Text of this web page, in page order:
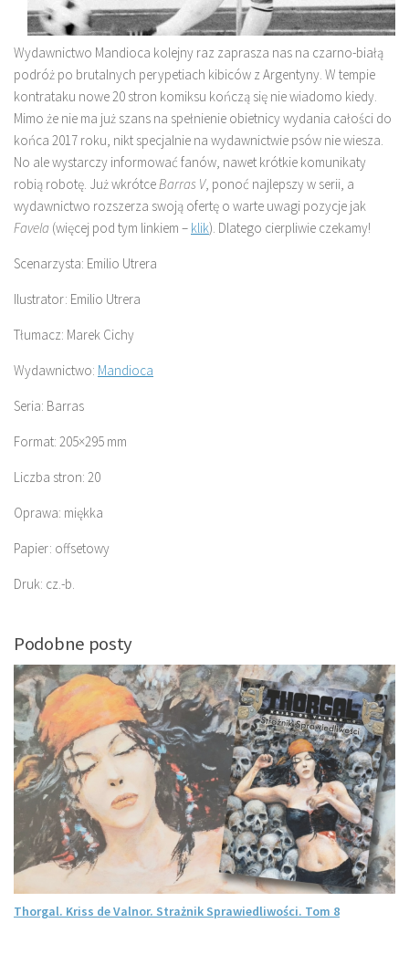
Wydawnictwo Mandioca kolejny raz zaprasza nas na czarno-białą
podróż po brutalnych perypetiach kibiców z Argentyny. W tempie
kontrataku nowe 20 stron komiksu kończą się nie wiadomo kiedy.
Mimo że nie ma już szans na spełnienie obietnicy wydania całości do
końca 2017 roku, nikt specjalnie na wydawnictwie psów nie wiesza.
No ale wystarczy informować fanów, nawet krótkie komunikaty
robią robotę. Już wkrótceBarras V, ponoć najlepszy w serii, a
wydawnictwo rozszerza swoją ofertę o warte uwagi pozycje jak
Favela (więcej pod tym linkiem – klik). Dlatego cierpliwie czekamy!
Scenarzysta: Emilio Utrera
Ilustrator: Emilio Utrera
Tłumacz: Marek Cichy
Wydawnictwo: Mandioca
Seria: Barras
Format: 205×295 mm
Liczba stron: 20
Oprawa: miękka
Papier: offsetowy
Druk: cz.-b.
Podobne posty
Thorgal. Kriss de Valnor. Strażnik Sprawiedliwości. Tom 8